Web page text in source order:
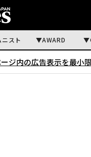
ニスト AWARD
ジ内の広告表示を最小